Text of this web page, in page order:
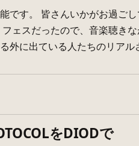
です。 皆さんいかがお過ご
フェスだったので、音楽聴き
外に出ている人たちのリア
をDIODで